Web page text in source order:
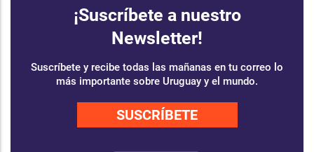
¡Suscríbete a nuestro
Newsletter!
Suscríbete y recibe todas las mañanas en tu correo lo
más importante sobre Uruguay y el mundo.
SUSCRÍBETE